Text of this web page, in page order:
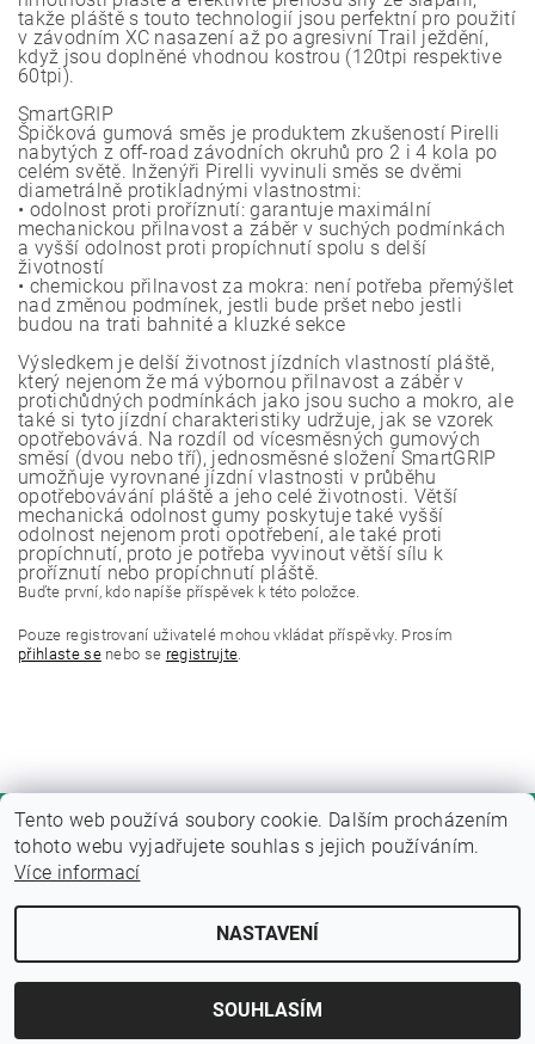
takže pláště s touto technologií jsou perfektní pro použití
v závodním XC nasazení až po agresivní Trail ježdění,
když jsou doplněné vhodnou kostrou (120tpi respektive
60tpi).
SmartGRIP
Špičková gumová směs je produktem zkušeností Pirelli
nabytých z off-road závodních okruhů pro 2 i 4 kola po
celém světě. Inženýři Pirelli vyvinuli směs se dvěmi
diametrálně protikladnými vlastnostmi:
• odolnost proti proříznutí: garantuje maximální
mechanickou přilnavost a záběr v suchých podmínkách
a vyšší odolnost proti propíchnutí spolu s delší
životností
• chemickou přilnavost za mokra: není potřeba přemýšlet
nad změnou podmínek, jestli bude pršet nebo jestli
budou na trati bahnité a kluzké sekce
Výsledkem je delší životnost jízdních vlastností pláště,
který nejenom že má výbornou přilnavost a záběr v
protichůdných podmínkách jako jsou sucho a mokro, ale
také si tyto jízdní charakteristiky udržuje, jak se vzorek
opotřebovává. Na rozdíl od vícesměsných gumových
směsí (dvou nebo tří), jednosměsné složení SmartGRIP
umožňuje vyrovnané jízdní vlastnosti v průběhu
opotřebovávání pláště a jeho celé životnosti. Větší
mechanická odolnost gumy poskytuje také vyšší
odolnost nejenom proti opotřebení, ale také proti
propíchnutí, proto je potřeba vyvinout větší sílu k
proříznutí nebo propíchnutí pláště.
Buďte první, kdo napíše příspěvek k této položce.
Pouze registrovaní uživatelé mohou vkládat příspěvky. Prosím
přihlaste senebo se registrujte.
2026 © Fitness zone, všechna práva vyhrazenaUpravit nastavení cookies
Vytvořil Shoptet
Tento web používá soubory cookie. Dalším procházením
tohoto webu vyjadřujete souhlas s jejich používáním.
Více informací
NASTAVENÍ
SOUHLASÍM